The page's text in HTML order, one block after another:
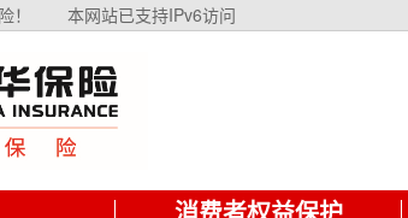
！ 本网站已支持IPv6访问